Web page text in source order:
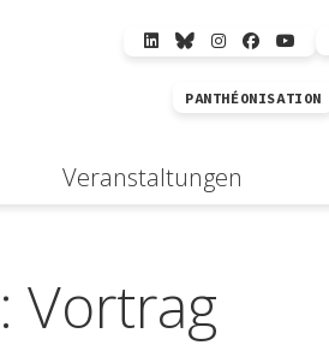
PANTHÉONISATION
Veranstaltungen
Vortrag